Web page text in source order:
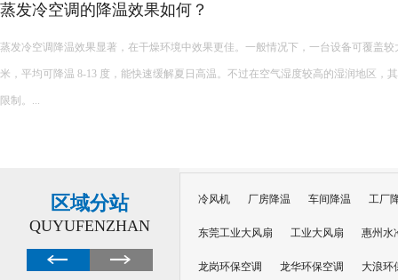
蒸发冷空调的降温效果如何？
蒸发冷空调降温效果显著，在干燥环境中效果更佳。一般情况下，一台设备可覆盖较
米，平均可降温 8-13 度，能快速缓解夏日高温。不过在空气湿度较高的湿润地区，
限制。...
区域分站
QUYUFENZHAN
冷风机 厂房降温 车间降温 工厂
东莞工业大风扇 工业大风扇 惠州水
龙岗环保空调 龙华环保空调 大浪环